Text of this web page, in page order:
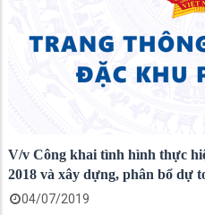
V/v Công khai tình hình thực
2018 và xây dựng, phân bổ dự
04/07/2019